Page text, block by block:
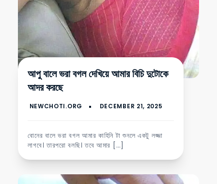
আপু বালে ভরা বগল দেখিয়ে আমার বিচি দুটোকে
আদর করছে
বোনের বালে ভরা বগল আমার কাহিনি টা শুনলে একটু লজ্জা
লাগবে। তারপরো বলছি। তবে আমার […]